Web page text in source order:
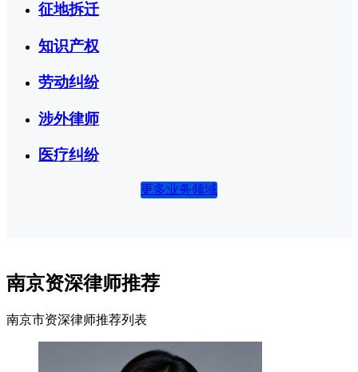
征地拆迁
知识产权
劳动纠纷
涉外律师
医疗纠纷
更多业务领域
南京资深律师推荐
南京市资深律师推荐列表